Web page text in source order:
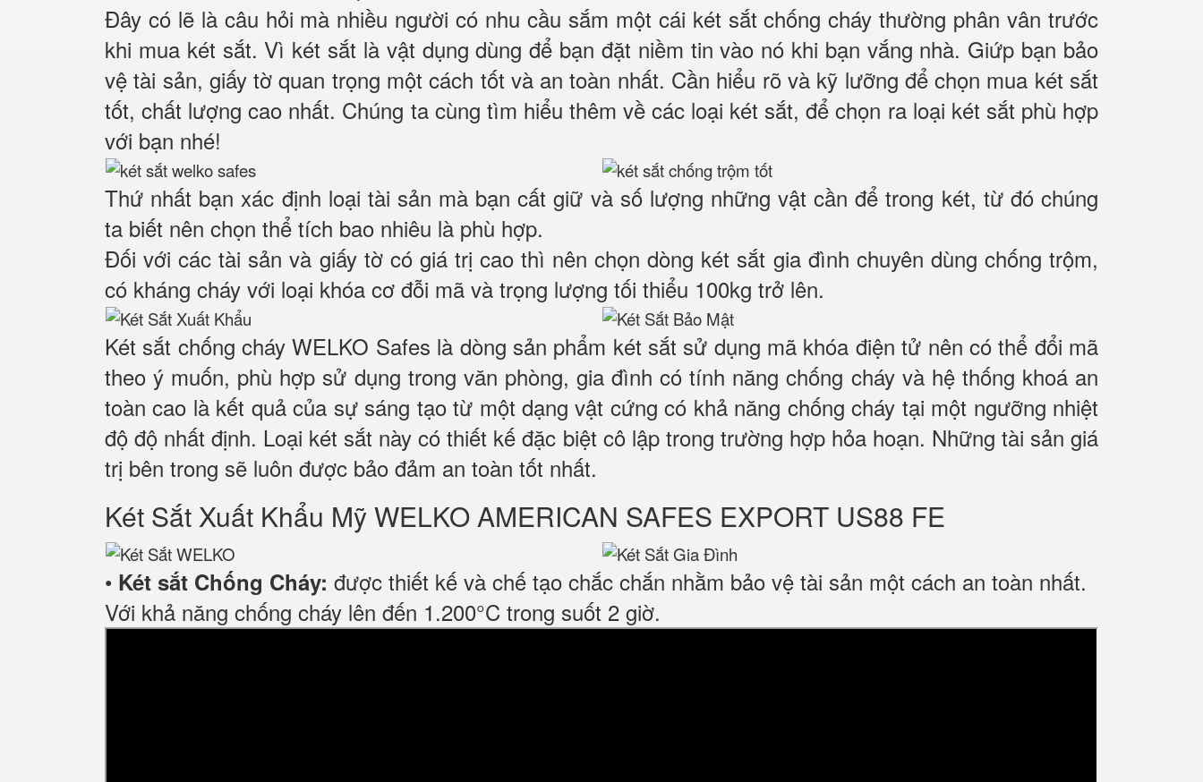
Đây có lẽ là câu hỏi mà nhiều người có nhu cầu sắm một cái két sắt chống cháy thường phân vân trước
khi mua két sắt. Vì két sắt là vật dụng dùng để bạn đặt niềm tin vào nó khi bạn vắng nhà. Giứp bạn bảo
vệ tài sản, giấy tờ quan trọng một cách tốt và an toàn nhất. Cần hiểu rõ và kỹ lưỡng để chọn mua két sắt
tốt, chất lượng cao nhất. Chúng ta cùng tìm hiểu thêm về các loại két sắt, để chọn ra loại két sắt phù hợp
với bạn nhé!
Thứ nhất bạn xác định loại tài sản mà bạn cất giữ và số lượng những vật cần để trong két, từ đó chúng
ta biết nên chọn thể tích bao nhiêu là phù hợp.
Đối với các tài sản và giấy tờ có giá trị cao thì nên chọn dòng két sắt gia đình chuyên dùng chống trộm,
có kháng cháy với loại khóa cơ đỗi mã và trọng lượng tối thiểu 100kg trở lên.
Két sắt chống cháy WELKO Safes là dòng sản phẩm két sắt sử dụng mã khóa điện tử nên có thể đổi mã
theo ý muốn, phù hợp sử dụng trong văn phòng, gia đình có tính năng chống cháy và hệ thống khoá an
toàn cao là kết quả của sự sáng tạo từ một dạng vật cứng có khả năng chống cháy tại một ngưỡng nhiệt
độ độ nhất định. Loại két sắt này có thiết kế đặc biệt cô lập trong trường hợp hỏa hoạn. Những tài sản giá
trị bên trong sẽ luôn được bảo đảm an toàn tốt nhất.
Két Sắt Xuất Khẩu Mỹ WELKO AMERICAN SAFES EXPORT US88 FE
• Két sắt Chống Cháy: được thiết kế và chế tạo chắc chắn nhằm bảo vệ tài sản một cách an toàn nhất.
Với khả năng chống cháy lên đến 1.200°C trong suốt 2 giờ.